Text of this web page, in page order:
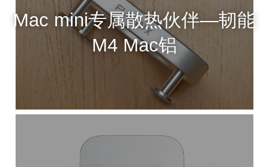
Mac mini专属散热伙伴—韧能
M4 Mac铝